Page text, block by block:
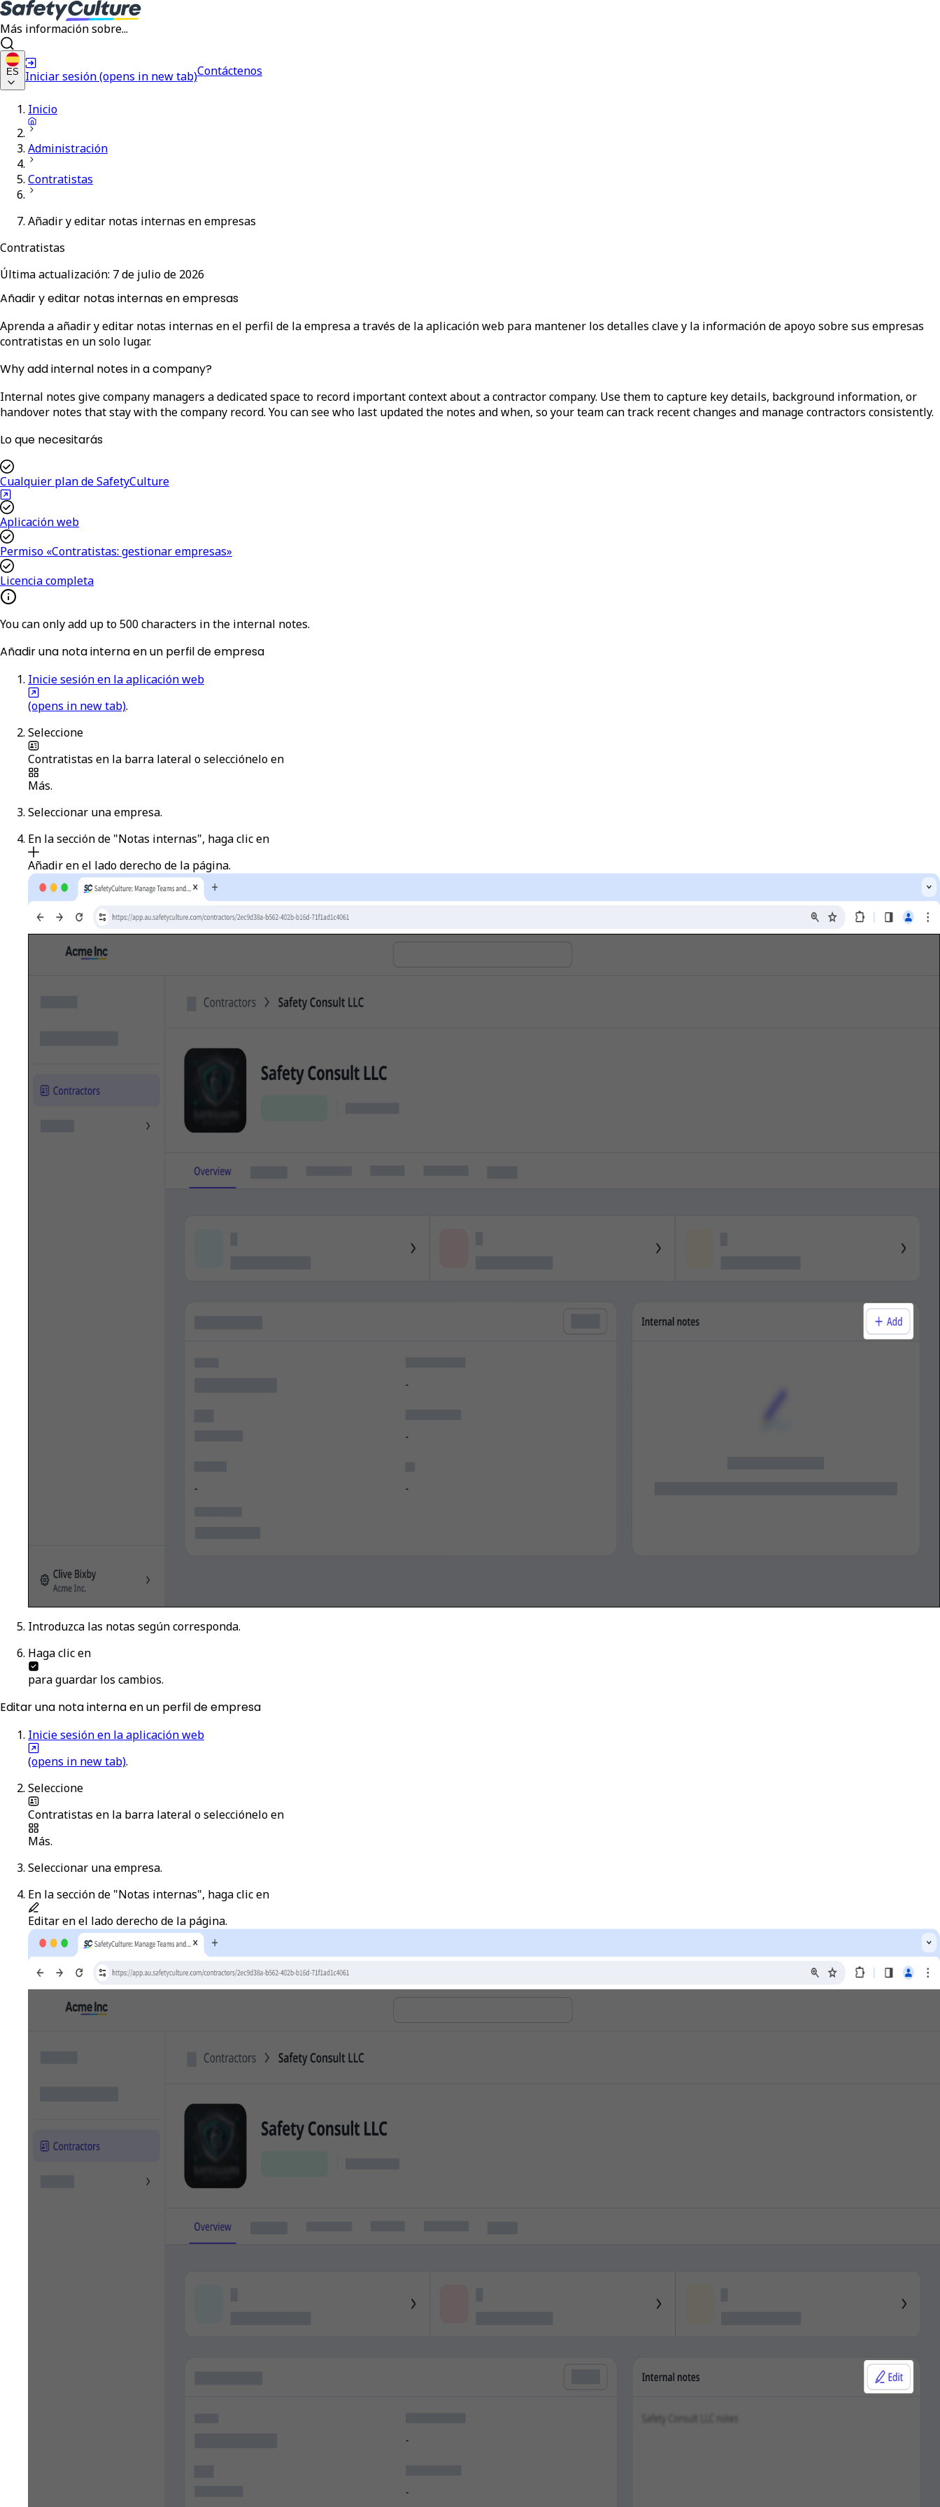
Más información sobre...
ES Iniciar sesión(opens in new tab)Contáctenos
Inicio
Administración
Contratistas
Añadir y editar notas internas en empresas
Contratistas
Última actualización: 7 de julio de 2026
Añadir y editar notas internas en empresas
Aprenda a añadir y editar notas internas en el perfil de la empresa a través de la aplicación web para mantener los detalles clave y la información de apoyo sobre sus empresas
contratistas en un solo lugar.
Why add internal notes in a company?
Internal notes give company managers a dedicated space to record important context about a contractor company. Use them to capture key details, background information, or
handover notes that stay with the company record. You can see who last updated the notes and when, so your team can track recent changes and manage contractors consistently.
Lo que necesitarás
Cualquier plan de SafetyCulture
Aplicación web
Permiso «Contratistas: gestionar empresas»
Licencia completa
You can only add up to500 characters in the internal notes.
Añadir una nota interna en un perfil de empresa
Inicie sesión en la aplicación web
(opens in new tab).
Seleccione
Contratistas en la barra lateral o selecciónelo en
Más.
Seleccionar una empresa.
En la sección de "Notas internas", haga clic en
Añadiren el lado derecho de la página.
Introduzca las notas según corresponda.
Haga clic en
para guardar los cambios.
Editar una nota interna en un perfil de empresa
Inicie sesión en la aplicación web
(opens in new tab).
Seleccione
Contratistas en la barra lateral o selecciónelo en
Más.
Seleccionar una empresa.
En la sección de "Notas internas", haga clic en
Editaren el lado derecho de la página.